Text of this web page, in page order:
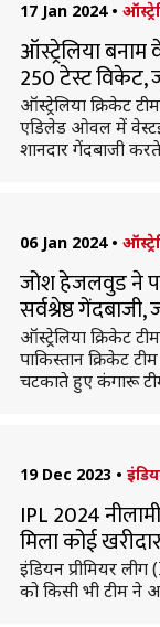
17 Jan 2024 •
ऑस्ट्रेलिया
250 टेस्ट
ऑस्ट्रेलिया क्रिकेट
एडिलेड ओवल में
शानदार गेंदबाजी
06 Jan 2024 •
जोश हेजलवुड ने
सर्वश्रेष्ठ
ऑस्ट्रेलिया क्रिकेट
पाकिस्तान क्रिकेट
चटकाते हुए कंगारू
19 Dec 2023 •
IPL 2024
मिला कोई
इंडियन प्रीमियर
को किसी भी टीम ने